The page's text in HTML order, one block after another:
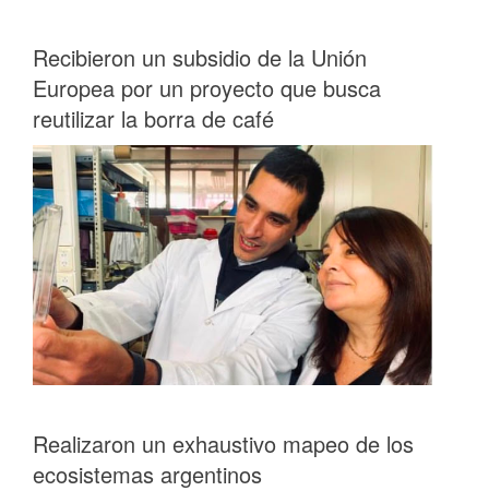
Recibieron un subsidio de la Unión
Europea por un proyecto que busca
reutilizar la borra de café
Realizaron un exhaustivo mapeo de los
ecosistemas argentinos